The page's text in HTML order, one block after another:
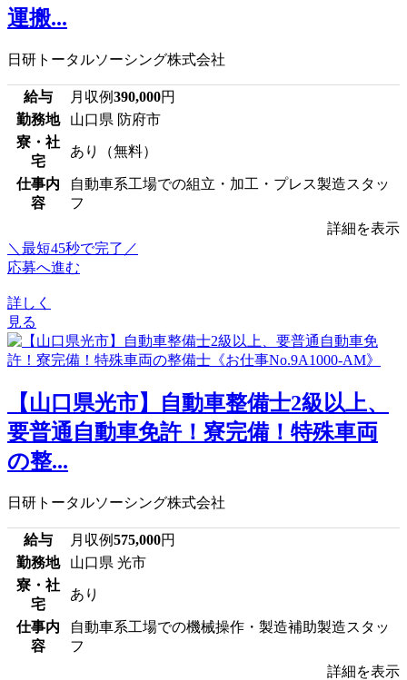
運搬...
日研トータルソーシング株式会社
給与 月収例390,000円
勤務地
山口県 防府市
寮・社
宅
あり（無料）
仕事内
容
自動車系工場での組立・加工・プレス製造スタッ
フ
詳細を表示
＼最短45秒で完了／
応募へ進む
詳しく
見る
【山口県光市】自動車整備士2級以上、
要普通自動車免許！寮完備！特殊車両
の整...
日研トータルソーシング株式会社
給与 月収例575,000円
勤務地
山口県 光市
寮・社
宅
あり
仕事内
容
自動車系工場での機械操作・製造補助製造スタッ
フ
詳細を表示